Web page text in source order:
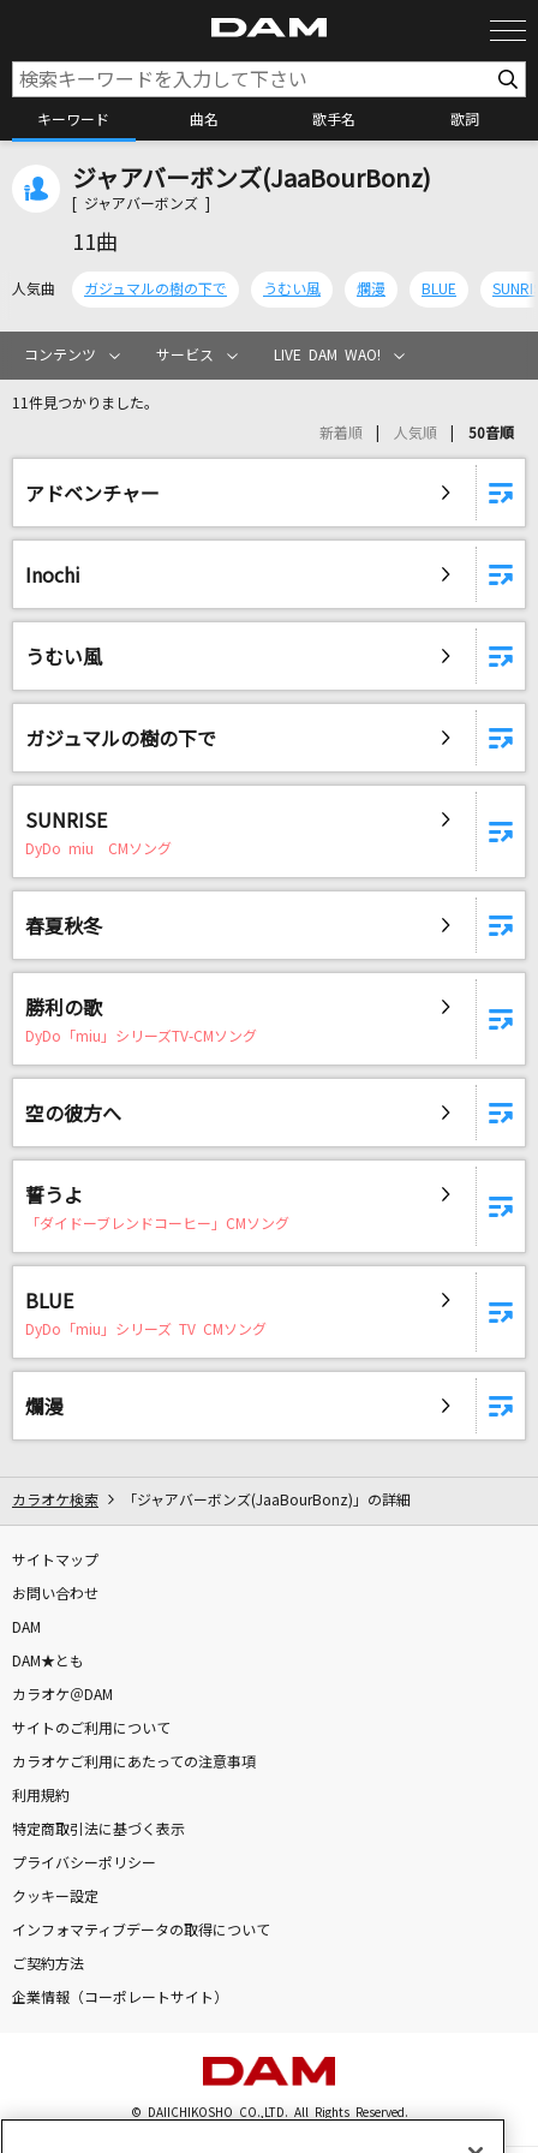
キーワード 曲名 歌手名 歌詞
カラオケ検索
カラオケリクエスト
リアルタイムで歌われている曲の一覧
ダーリン
Mrs. GREEN APPLE
加山雄三・谷村新司
チートデイ(ビデオクリップバージョン)
迷い道
渡辺真知子
Danger Danger
unravel
TK from 凛として時雨
かぐや(cv.夏吉ゆうこ)、月見ヤチヨ(cv.早見沙織)
Justiφ's
ISSA
back number
[生音]夢をかなえてドラえもん(ドラえもんアニ
メバージョン)
もっと見る
ジャアバーボンズ(JaaBourBonz)
[ ジャアバーボンズ ]
11曲
人気曲 ガジュマルの樹の下で うむい風 爛漫 BLUE
コンテンツ サービス LIVE DAM WAO!
11件見つかりました。
新着順 人気順 50音順
アドベンチャー
Inochi
うむい風
ガジュマルの樹の下で
SUNRISE
DyDo miu CMソング
春夏秋冬
勝利の歌
DyDo「miu」シリーズTV-CMソング
空の彼方へ
誓うよ
「ダイドーブレンドコーヒー」CMソング
BLUE
DyDo「miu」シリーズ TV CMソング
爛漫
カラオケ検索 「ジャアバーボンズ(JaaBourBonz)」の詳細
サイトマップ
お問い合わせ
DAM
DAM★とも
カラオケ＠DAM
サイトのご利用について
カラオケご利用にあたっての注意事項
利用規約
特定商取引法に基づく表示
プライバシーポリシー
クッキー設定
インフォマティブデータの取得について
ご契約方法
企業情報（コーポレートサイト）
© DAIICHIKOSHO CO.,LTD. All Rights Reserved.